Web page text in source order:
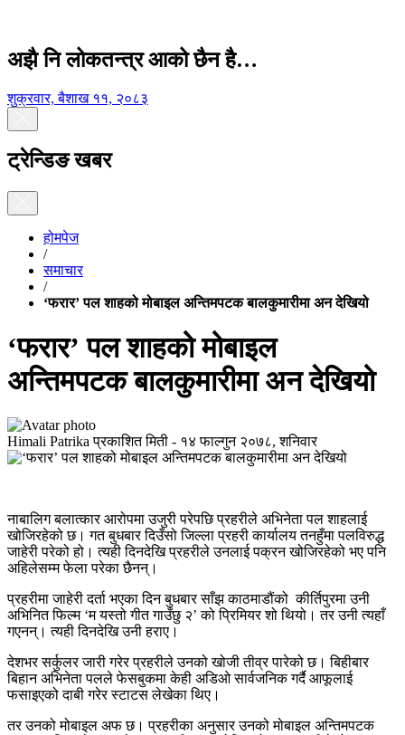
अझै नि लोकतन्त्र आको छैन है…
शुक्रवार, बैशाख ११, २०८३
ट्रेन्डिङ खबर
होमपेज
/
समाचार
/
‘फरार’ पल शाहको मोबाइल अन्तिमपटक बालकुमारीमा अन देखियो
‘फरार’ पल शाहको मोबाइल
अन्तिमपटक बालकुमारीमा अन देखियो
Himali Patrika प्रकाशित मिती - १४ फाल्गुन २०७८, शनिवार
नाबालिग बलात्कार आरोपमा उजुरी परेपछि प्रहरीले अभिनेता पल शाहलाई
खोजिरहेको छ। गत बुधबार दिउँसो जिल्ला प्रहरी कार्यालय तनहुँमा पलविरुद्ध
जाहेरी परेको हो। त्यही दिनदेखि प्रहरीले उनलाई पक्रन खोजिरहेको भए पनि
अहिलेसम्म फेला परेका छैनन्।
प्रहरीमा जाहेरी दर्ता भएका दिन बुधबार साँझ काठमाडौंको ​ कीर्तिपुरमा उनी
अभिनित फिल्म ‘म यस्तो गीत गाउँछु २’ को प्रिमियर शो थियो। तर उनी त्यहाँ
गएनन्। त्यही दिनदेखि उनी हराए।
देशभर सर्कुलर जारी गरेर प्रहरीले उनको खोजी तीव्र पारेको छ। बिहीबार
बिहान अभिनेता पलले फेसबुकमा केही अडिओ सार्वजनिक गर्दै आफूलाई
फसाइएको दाबी गरेर स्टाटस लेखेका थिए।
तर उनको मोबाइल अफ छ। प्रहरीका अनुसार उनको मोबाइल अन्तिमपटक